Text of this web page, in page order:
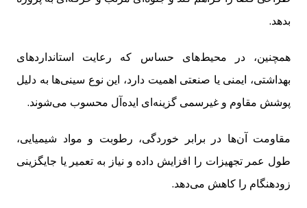
بدهد.
همچنین، در محیط‌های حساس که رعایت استانداردهای
بهداشتی، ایمنی یا صنعتی اهمیت دارد، این نوع سینی‌ها به دلیل
پوشش مقاوم و غیرسمی گزینه‌ای ایده‌آل محسوب می‌شوند.
مقاومت آن‌ها در برابر خوردگی، رطوبت و مواد شیمیایی،
طول عمر تجهیزات را افزایش داده و نیاز به تعمیر یا جایگزینی
زودهنگام را کاهش می‌دهد.